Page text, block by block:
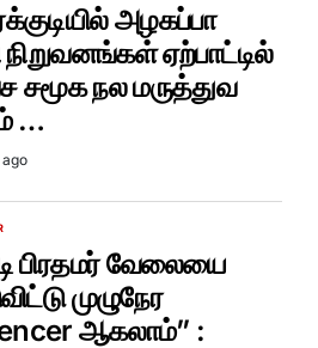
அழகப்பா
ஏற்பாட்டில்
சமூக நல மருத்துவ
…
ago
பிரதமர் வேலையை
முழுநேர
ஆகலாம்” :